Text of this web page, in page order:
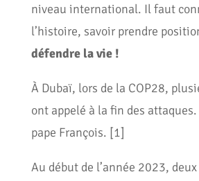
niveau international. Il faut
l’histoire, savoir prendre
défendre la vie !
À Dubaï, lors de la COP28,
ont appelé à la fin des
pape François. [1]
Au début de l’année 2023,